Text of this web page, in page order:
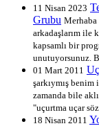
11 Nisan 2023
Grubu
arkadaşlarım ile
kapsamlı bir
unutuyorsunuz.
01 Mart 2011
şarkıymış
zamanda bile
"uçurtma uçar
18 Nisan 2011